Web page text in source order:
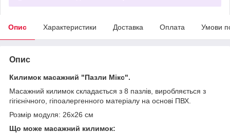
Опис Характеристики Доставка Оплата Умови
Опис
Килимок масажний "Пазли Мікс".
Масажний килимок складається з 8 пазлів, виробляється з
гігієнічного, гіпоалергенного матеріалу на основі ПВХ.
Розмір модуля: 26x26 см
Що може масажний килимок: